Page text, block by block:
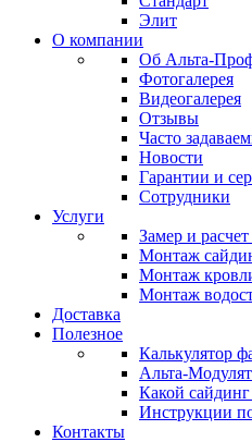
Элит
О компании
Об Альта-
Фотогалерея
Видеогалерея
Отзывы
Часто
Новости
Гарантии и
Сотрудники
Услуги
Замер и
Монтаж
Монтаж
Монтаж
Доставка
Полезное
Калькулятор
Альта-
Какой
Инструкции
Контакты